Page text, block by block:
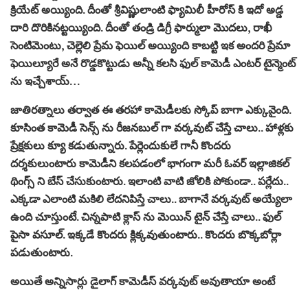
క్రియేట్ అయ్యింది. దీంతో శ్రీవిష్ణులాంటి ఫ్యామిలీ హీరోస్ కి ఇదో అడ్డ
దారి దొరికిన‌ట్ట‌య్యింది. దీంతో తండ్రి డిగ్రీ ఫార్ములా మొద‌లు, రాఖీ
సెంటిమెంటు, చెల్లెలి ప్రేమ ఫెయిల్ అయ్యింది కాబ‌ట్టి ఇక అంద‌రి ప్రేమా
ఫెయిల్యూరే అనే రొడ్డ‌కొట్టుడు అన్నీ క‌ల‌సి ఫుల్ కామెడీ ఎంట‌ర్ టైన్మెంట్
ను ఇచ్చేశాయ్…
జాతిర‌త్నాలు త‌ర్వాత ఈ త‌ర‌హా కామెడీల‌కు స్కోప్ బాగా ఎక్కువైంది.
కూసింత కామెడీ సెన్స్ ను రీజ‌న‌బుల్ గా వ‌ర్క‌వుట్ చేస్తే చాలు.. హాళ్ల‌కు
ప్రేక్ష‌కులు క్యూ క‌డుతున్నారు. పేర్లెందుకులే గానీ కొంద‌రు
ద‌ర్శ‌కులుంటారు కామెడీని క‌ల‌ప‌డంలో భాగంగా మ‌రీ ఓవ‌ర్ ఇల్లాజిక‌ల్
థింగ్స్ ని బేస్ చేసుకుంటారు. ఇలాంటి వాటి జోలికి పోకుండా.. ప‌ర్లేదు..
ఎక్క‌డా ఎలాంటి మ‌కిలి లేద‌నిపిస్తే చాలు.. బాగానే వ‌ర్క‌వుట్ అయ్యేలా
ఉంది చూస్తుంటే. చిన్న‌పాటి క్లాస్ ను మెయిన్ టైన్ చేస్తే చాలు.. ఫుల్
పైసా వ‌సూల్. ఇక్క‌డే కొంద‌రు క్లిక్క‌వుతుంటారు.. కొంద‌రు బొక్క‌బోర్లా
ప‌డుతుంటారు.
అయితే అన్నిసార్లు డైలాగ్ కామెడీస్ వ‌ర్క‌వుట్ అవుతాయా అంటే